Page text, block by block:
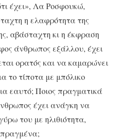
έχει», Λα Ροσφουκώ,
η ελαφρότητα της
αβάσταχτη κι η έκφραση
άνθρωπος εξάλλου, έχει
ορατός και να καμαρώνει
το τίποτα με μπόλικο
εαυτό; Ποιος πραγματικά
έχει ανάγκη να
του με ηλιθιότητα,